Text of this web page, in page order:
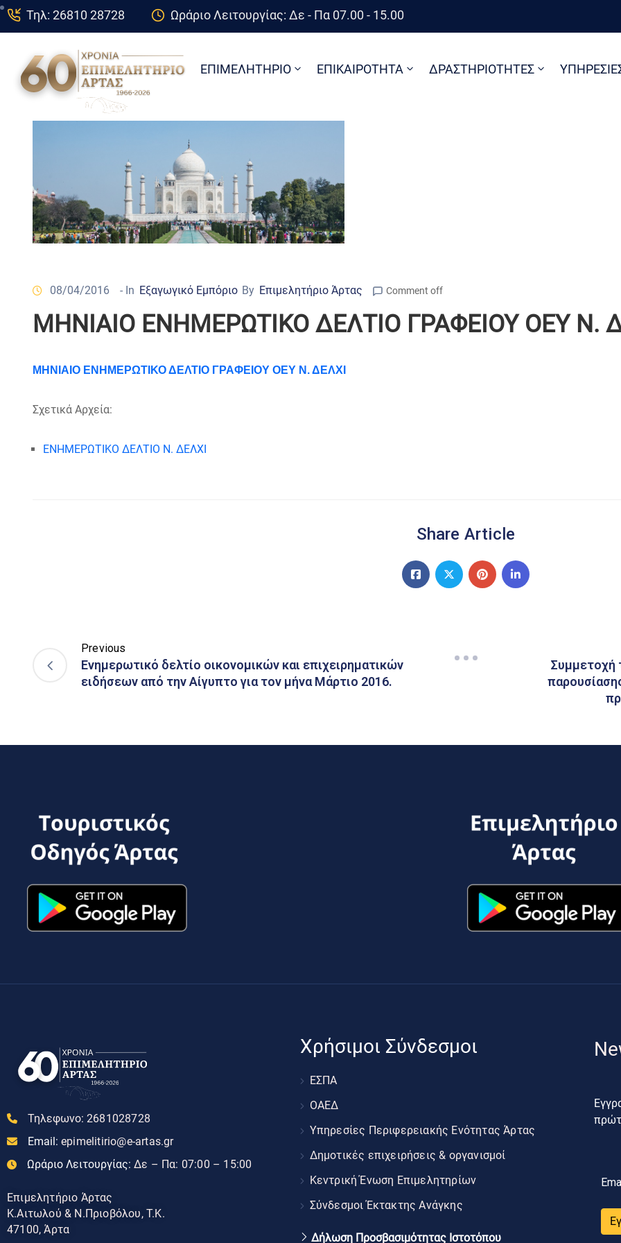
Τηλ: 26810 28728 Ωράριο Λειτουργίας: Δε - Πα 07.00 - 15.00
ΕΠΙΜΕΛΗΤΗΡΙΟ ΕΠΙΚΑΙΡΟΤΗΤΑ ΔΡΑΣΤΗΡΙΟΤΗΤΕΣ
08/04/2016 - In Εξαγωγικό Εμπόριο By Επιμελητήριο Άρτας Comment off
ΜΗΝΙΑΙΟ ΕΝΗΜΕΡΩΤΙΚΟ ΔΕΛΤΙΟ ΓΡΑΦΕΙΟΥ ΟΕΥ Ν.
ΜΗΝΙΑΙΟ ΕΝΗΜΕΡΩΤΙΚΟ ΔΕΛΤΙΟ ΓΡΑΦΕΙΟΥ ΟΕΥ Ν. ΔΕΛΧΙ
Σχετικά Αρχεία:
ΕΝΗΜΕΡΩΤΙΚΟ ΔΕΛΤΙΟ Ν. ΔΕΛΧΙ
Share Article
Previous
Ενημερωτικό δελτίο οικονομικών και επιχειρηματικών
ειδήσεων από την Αίγυπτο για τον μήνα Μάρτιο 2016.
Συμμετοχή
Τηλεφωνο: 2681028728
Email: epimelitirio@e-artas.gr
Ωράριο Λειτουργίας: Δε – Πα: 07:00 – 15:00
Επιμελητήριο Άρτας
Κ.Αιτωλού & Ν.Πριοβόλου, Τ.Κ.
47100, Άρτα
Χρήσιμοι Σύνδεσμοι
ΕΣΠΑ
ΟΑΕΔ
Υπηρεσίες Περιφερειακής Ενότητας Άρτας
Δημοτικές επιχειρήσεις & οργανισμοί
Κεντρική Ένωση Επιμελητηρίων
Σύνδεσμοι Έκτακτης Ανάγκης
Δήλωση Προσβασιμότητας Ιστοτόπου